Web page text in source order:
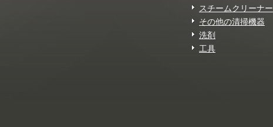
スチームクリーナー
その他の清掃機器
洗剤
工具